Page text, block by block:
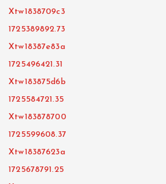
Xtw1838709c3
1725389892.73
Xtw18387e83a
1725496421.31
Xtw183875d6b
1725584721.35
Xtw183878700
1725599608.37
Xtw18387623a
1725678791.25